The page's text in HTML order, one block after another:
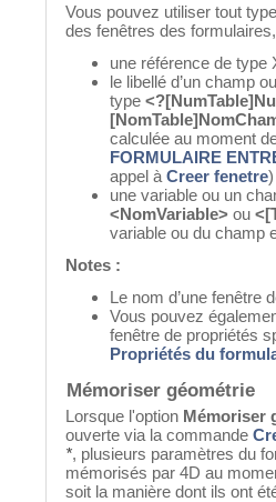
Vous pouvez utiliser tout
des fenêtres des
une référence de type
le libellé d’un champ
type
calculée au moment
FORMULAIRE
appel à Creer fenetre
une variable ou un
<NomVariable> ou
variable ou du champ
Notes :
Le nom d’une fenêtre
Vous pouvez
fenêtre de propriétés
Propriétés du
Mémoriser géométrie
Lorsque l'option Mémoriser
ouverte via la commande
*, plusieurs paramètres du
mémorisés par 4D au
soit la manière dont ils ont